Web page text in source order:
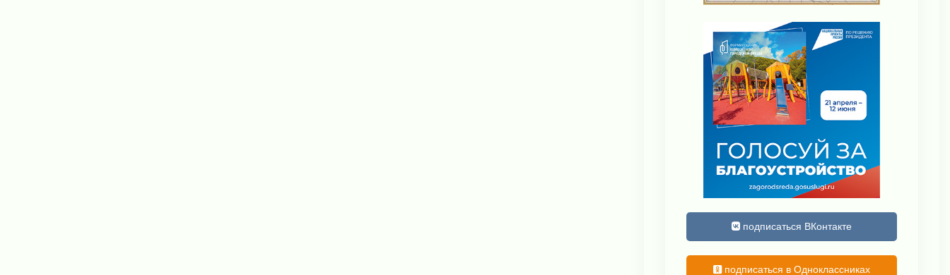
подписаться ВКонтакте
подписаться в Одноклассниках